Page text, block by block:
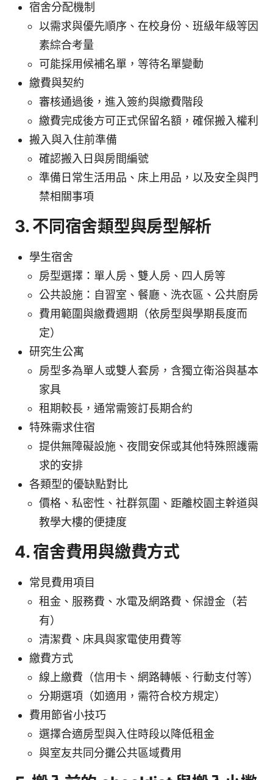
宿舍分配機制
以需求與優先順序、在校身份、班級年級等因
素綜合考量
可能採用候補名單，等待名單變動
繳費與契約
審核通過後，進入簽約與繳費階段
繳費完成後方可正式保留名額，確保搬入權利
搬入與入住前準備
確認搬入日與房間編號
準備日常生活用品、床上用品，以及安全與門
禁相關事項
3. 不同宿舍類型與房型解析
學生宿舍
房型選擇：單人房、雙人房、四人房等
公共設施：自習室、餐廳、洗衣區、公共廚房
費用範圍與繳費週期（依房型與學期長度而
定）
研究生公寓
房型多為單人或雙人套房，含獨立衛浴與基本
家具
租期較長，通常需簽訂長期合約
特殊需求住宿
提供無障礙設施、夜間安保或其他特殊照護需
求的安排
各類型的優缺點對比
價格、私密性、社群氛圍、距離校園主幹道與
教學大樓的便捷度
4. 宿舍費用與繳費方式
常見費用項目
租金、服務費、水電及網路費、保證金（若
有）
清潔費、床具與家電使用費等
繳費方式
線上繳費（信用卡、網路轉帳、行動支付等）
分期選項（如適用，需符合校方規定）
費用節省小技巧
選擇合適房型與入住時段以降低租金
與室友共同分攤公共區域費用